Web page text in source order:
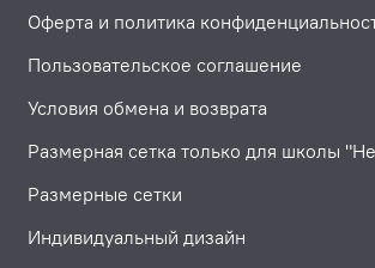
Оферта и политика
Пользовательское соглашение
Условия обмена и возврата
Размерная сетка только для школы
Размерные сетки
Индивидуальный дизайн